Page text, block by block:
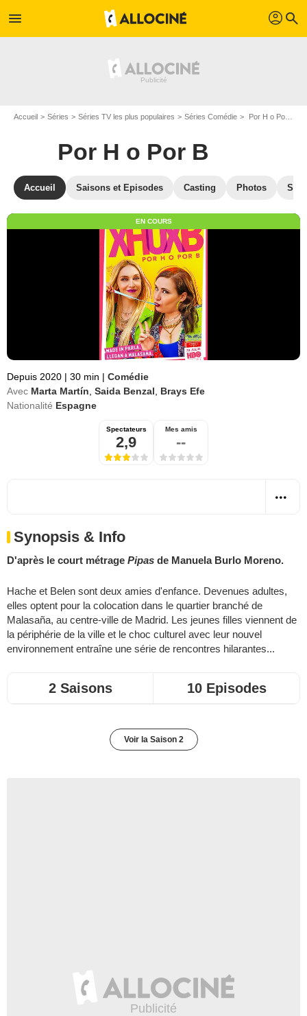
menu profil search
Accueil Séries Séries TV les plus populaires Séries Comédie Por H o Por B
Por H o Por B
Accueil Saisons et Episodes Casting Photos
EN COURS
Depuis 2020 | 30 min | Comédie
Avec Marta Martín Saida Benzal
Brays Efe
Nationalité Espagne
Spectateurs
2,9
Mes amis
--
Synopsis & Info
D'après le court métrage Pipas de Manuela Burlo Moreno.
Hache et Belen sont deux amies d'enfance. Devenues adultes,
elles optent pour la colocation dans le quartier branché de
Malasaña, au centre-ville de Madrid. Les jeunes filles viennent de
la périphérie de la ville et le choc culturel avec leur nouvel
environnement entraîne une série de rencontres hilarantes...
2 Saisons 10 Episodes
Voir la Saison 2